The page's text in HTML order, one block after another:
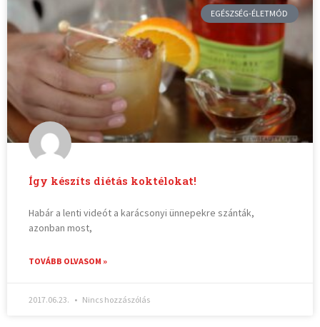
EGÉSZSÉG-ÉLETMÓD
Így készíts diétás koktélokat!
Habár a lenti videót a karácsonyi ünnepekre szánták,
azonban most,
TOVÁBB OLVASOM »
2017.06.23. Nincs hozzászólás